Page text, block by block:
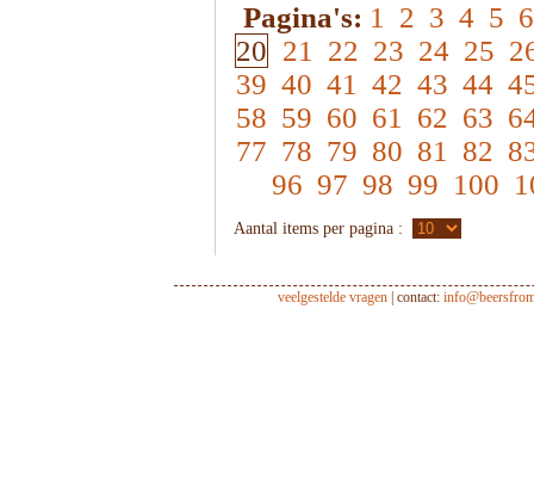
Pagina's: 1 2 3 4 5 6
20 21 22 23 24 25
39 40 41 42 43 44
58 59 60 61 62 63
77 78 79 80 81 82
96 97 98 99 100
Aantal items per pagina :
veelgestelde vragen | contact: